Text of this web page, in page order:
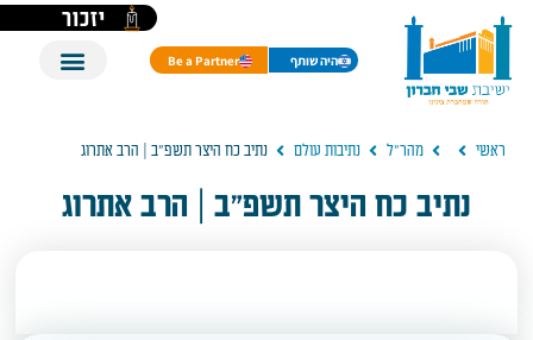
יזכור
היה שותף Be a Partner
ראשי מהר"ל נתיבות עולם נתיב כח היצר תשפ"ב | הרב אתרוג
נתיב כח היצר תשפ"ב | הרב אתרוג